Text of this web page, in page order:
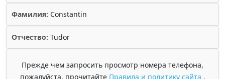
Фамилия: Constantin
Отчество: Tudor
Прежде чем запросить просмотр номера телефона,
пожалуйста, прочитайте Правила и политику сайта .